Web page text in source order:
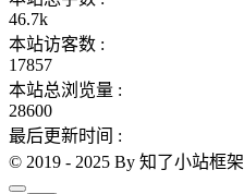
46.7k
本站访客数 :
17857
本站总浏览量 :
28600
最后更新时间 :
© 2019 - 2025 By 知了小站框架